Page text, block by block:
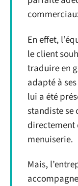
En effet,
le client
traduire en
adapté à
lui a été
standiste se
directement
menuiserie.
Mais,